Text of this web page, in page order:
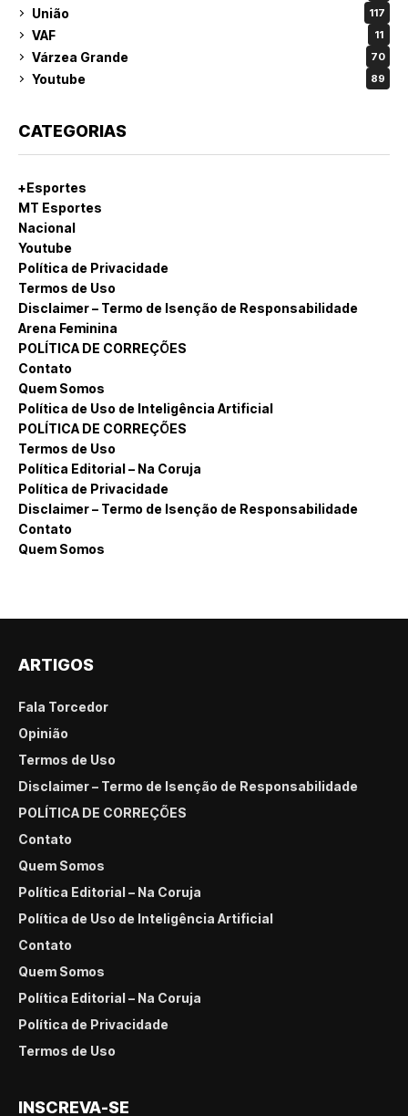
União 117
VAF 11
Várzea Grande 70
Youtube 89
CATEGORIAS
+Esportes
MT Esportes
Nacional
Youtube
Política de Privacidade
Termos de Uso
Disclaimer – Termo de Isenção de Responsabilidade
Arena Feminina
POLÍTICA DE CORREÇÕES
Contato
Quem Somos
Política de Uso de Inteligência Artificial
POLÍTICA DE CORREÇÕES
Termos de Uso
Política Editorial – Na Coruja
Política de Privacidade
Disclaimer – Termo de Isenção de Responsabilidade
Contato
Quem Somos
ARTIGOS
Fala Torcedor
Opinião
Termos de Uso
Disclaimer – Termo de Isenção de Responsabilidade
POLÍTICA DE CORREÇÕES
Contato
Quem Somos
Política Editorial – Na Coruja
Política de Uso de Inteligência Artificial
Contato
Quem Somos
Política Editorial – Na Coruja
Política de Privacidade
Termos de Uso
INSCREVA-SE